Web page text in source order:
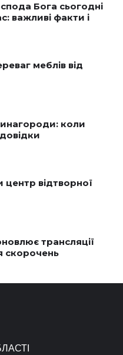
Бога сьогодні
важливі факти і
меблів від
коли
центр відтворної
трансляції
скорочень